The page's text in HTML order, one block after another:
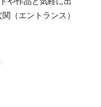
（エントランス）